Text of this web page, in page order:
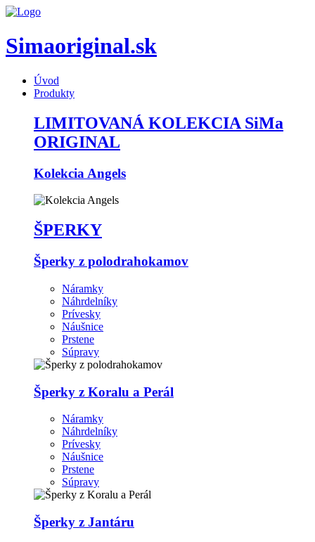
Simaoriginal.sk
Úvod
Produkty
LIMITOVANÁ KOLEKCIA SiMa
ORIGINAL
Kolekcia Angels
ŠPERKY
Šperky z polodrahokamov
Náramky
Náhrdelníky
Prívesky
Náušnice
Prstene
Súpravy
Šperky z Koralu a Perál
Náramky
Náhrdelníky
Prívesky
Náušnice
Prstene
Súpravy
Šperky z Jantáru